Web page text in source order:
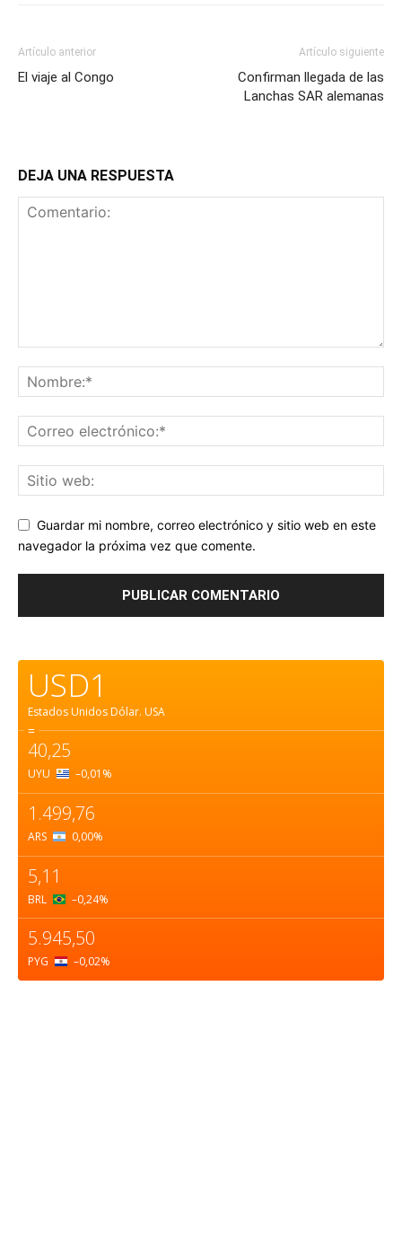
Artículo anterior
El viaje al Congo
Artículo siguiente
Confirman llegada de las
Lanchas SAR alemanas
DEJA UNA RESPUESTA
Guardar mi nombre, correo electrónico y sitio web en este
navegador la próxima vez que comente.
USD1
Estados Unidos Dólar. USA
=
40,25
UYU –0,01 %
1.499,76
ARS 0,00%
5,11
BRL –0,24%
5.945,50
PYG –0,02%